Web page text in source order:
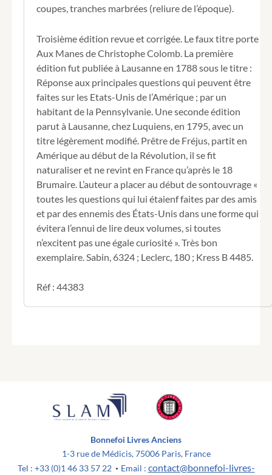
coupes, tranches marbrées (reliure de l’époque).
Troisième édition revue et corrigée. Le faux titre porte
Aux Manes de Christophe Colomb. La première
édition fut publiée à Lausanne en 1788 sous le titre :
Réponse aux principales questions qui peuvent être
faites sur les Etats-Unis de l’Amérique ; par un
habitant de la Pennsylvanie. Une seconde édition
parut à Lausanne, chez Luquiens, en 1795, avec un
titre légèrement modifié. Prêtre de Fréjus, partit en
Amérique au début de la Révolution, il se fit
naturaliser et ne revint en France qu’après le 18
Brumaire. L’auteur a placer au début de sontouvrage «
toutes les questions qui lui étaienf faites par des amis
et par des ennemis des États-Unis dans une forme qui
évitera l’ennui de lire deux volumes, si toutes
n’excitent pas une égale curiosité ». Très bon
exemplaire. Sabin, 6324 ; Leclerc, 180 ; Kress B 4485.
Réf : 44383
Bonnefoi Livres Anciens
1-3 rue de Médicis, 75006 Paris, France
Tel : +33 (0)1 46 33 57 22 • Email : contact@bonnefoi-livres-